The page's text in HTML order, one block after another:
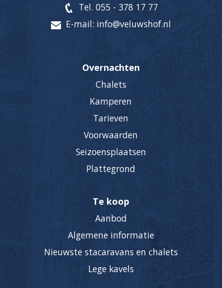
Tel. 055 - 378 17 77
E-mail: info@veluwshof.nl
Overnachten
Chalets
Kamperen
Tarieven
Voorwaarden
Seizoensplaatsen
Plattegrond
Te koop
Aanbod
Algemene informatie
Nieuwste stacaravans en chalets
Lege kavels